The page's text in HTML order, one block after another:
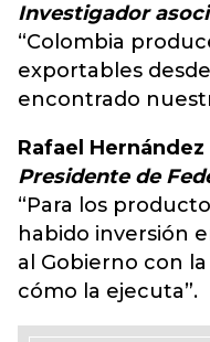
Investigador
“Colombia
exportables
encontrado
Rafael Hernández
Presidente de
“Para los
habido inversión
al Gobierno con
cómo la ejecuta”.